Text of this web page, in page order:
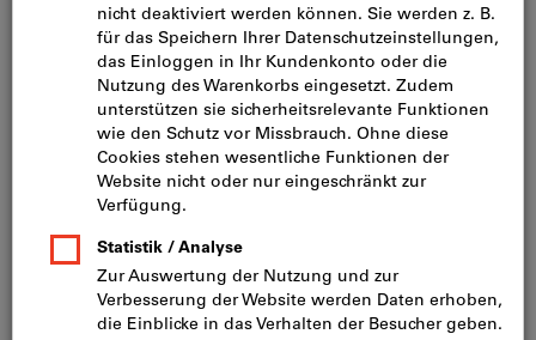
Herstellung von
Befestigungslösungen für den
konstruktiven Holzbau
Das Technische Handbuch «Befestigungstechnik für den
Holzbau» richtet sich in erster Linie an Planer und
Anwender, die Berechnungen und Dimensionierungen
Baustatik und Anwendungstechnik sparen Sie Zeit und
gewinnen Sicherheit.